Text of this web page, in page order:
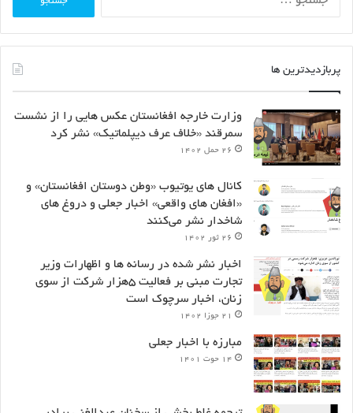
پربازدیدترین ها
وزارت خارجه افغانستان عکس هایی را از نشست
سمرقند «خلاف عرف دیپلماتیک» نشر کرد
۲۶ حمل ۱۴۰۲
کانال های یوتیوب «وطن دوستان افغانستان» و
«افغان های واقعی» اخبار جعلی و دروغ های
شاخدار نشر می‌کنند
۲۶ ثور ۱۴۰۲
اخبار نشر شده در رسانه ها و اظهارات وزیر
تجارت مبنی بر فعالیت ۵هزار شرکت از سوی
زنان، اخبار سرچوک است
۲۱ جوزا ۱۴۰۲
مبارزه با اخبار جعلی
۱۴ حوت ۱۴۰۱